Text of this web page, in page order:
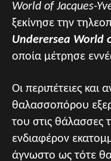
World of Jacques-
ξεκίνησε την
Underersea World
οποία μέτρησε
Οι περιπέτειες και
θαλασσοπόρου
του στις θάλασσες
ενδιαφέρον
άγνωστο ως τότε